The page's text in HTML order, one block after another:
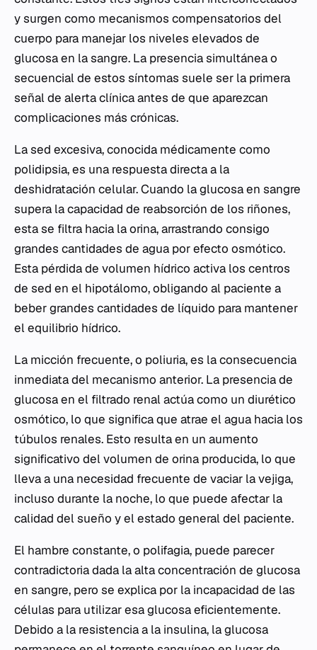
y surgen como mecanismos compensatorios del
cuerpo para manejar los niveles elevados de
glucosa en la sangre. La presencia simultánea o
secuencial de estos síntomas suele ser la primera
señal de alerta clínica antes de que aparezcan
complicaciones más crónicas.
La sed excesiva, conocida médicamente como
polidipsia, es una respuesta directa a la
deshidratación celular. Cuando la glucosa en sangre
supera la capacidad de reabsorción de los riñones,
esta se filtra hacia la orina, arrastrando consigo
grandes cantidades de agua por efecto osmótico.
Esta pérdida de volumen hídrico activa los centros
de sed en el hipotálomo, obligando al paciente a
beber grandes cantidades de líquido para mantener
el equilibrio hídrico.
La micción frecuente, o poliuria, es la consecuencia
inmediata del mecanismo anterior. La presencia de
glucosa en el filtrado renal actúa como un diurético
osmótico, lo que significa que atrae el agua hacia los
túbulos renales. Esto resulta en un aumento
significativo del volumen de orina producida, lo que
lleva a una necesidad frecuente de vaciar la vejiga,
incluso durante la noche, lo que puede afectar la
calidad del sueño y el estado general del paciente.
El hambre constante, o polifagia, puede parecer
contradictoria dada la alta concentración de glucosa
en sangre, pero se explica por la incapacidad de las
células para utilizar esa glucosa eficientemente.
Debido a la resistencia a la insulina, la glucosa